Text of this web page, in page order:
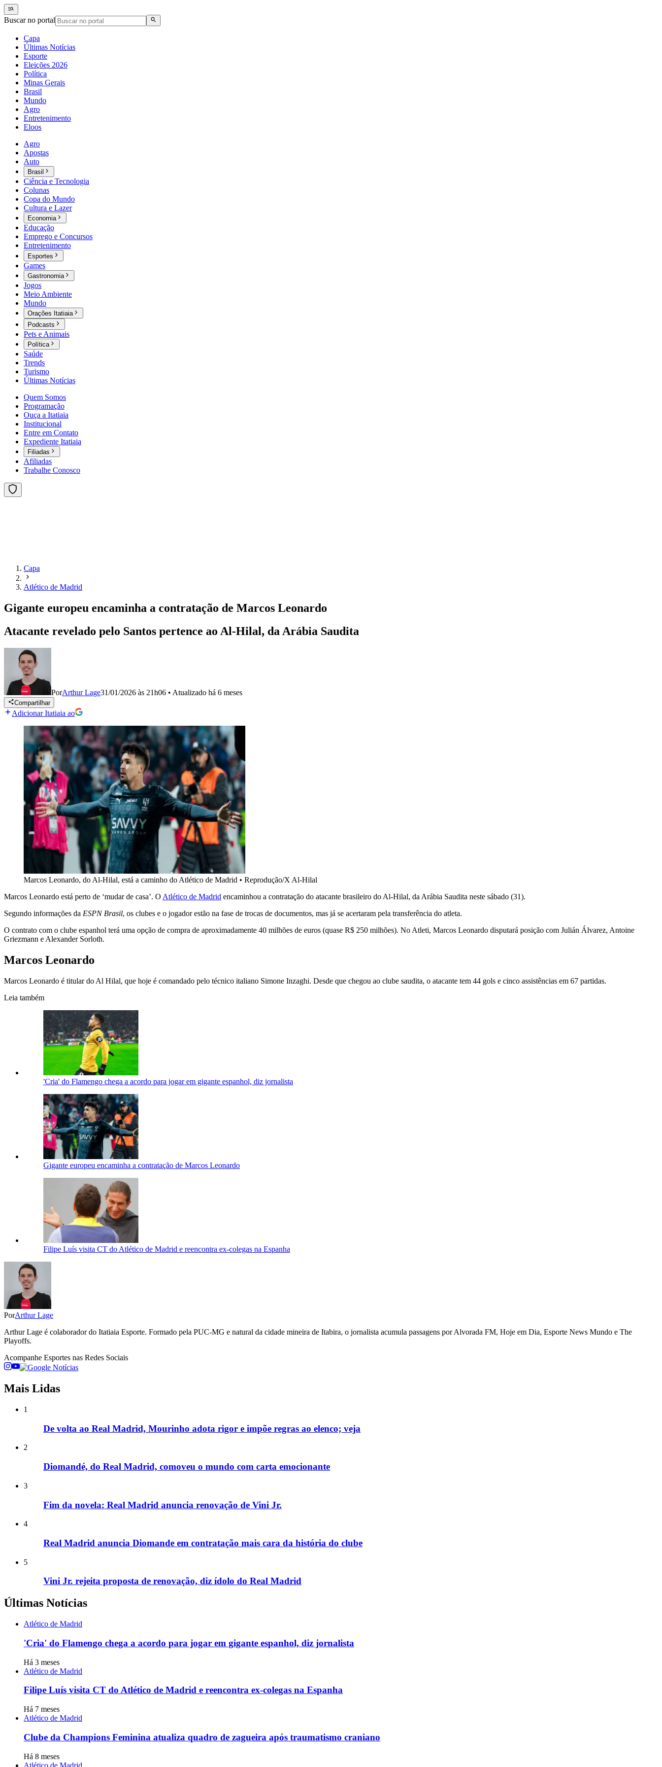
Buscar no portal
Capa
Últimas Notícias
Esporte
Eleições 2026
Política
Minas Gerais
Brasil
Mundo
Agro
Entretenimento
Eloos
Agro
Apostas
Auto
Brasil
Ciência e Tecnologia
Colunas
Copa do Mundo
Cultura e Lazer
Economia
Educação
Emprego e Concursos
Entretenimento
Esportes
Games
Gastronomia
Jogos
Meio Ambiente
Mundo
Orações Itatiaia
Podcasts
Pets e Animais
Política
Saúde
Trends
Turismo
Últimas Notícias
Quem Somos
Programação
Ouça a Itatiaia
Institucional
Entre em Contato
Expediente Itatiaia
Filiadas
Afiliadas
Trabalhe Conosco
Capa
Atlético de Madrid
Gigante europeu encaminha a contratação de Marcos Leonardo
Atacante revelado pelo Santos pertence ao Al-Hilal, da Arábia Saudita
PorArthur Lage31/01/2026 às 21h06 • Atualizado há 6 meses
Compartilhar
Adicionar Itatiaia ao
Marcos Leonardo, do Al-Hilal, está a caminho do Atlético de Madrid • Reprodução/X Al-Hilal
Marcos Leonardo está perto de ‘mudar de casa’. O Atlético de Madrid encaminhou a contratação do atacante brasileiro do Al-Hilal, da Arábia Saudita neste sábado (31).
Segundo informações da ESPN Brasil, os clubes e o jogador estão na fase de trocas de documentos, mas já se acertaram pela transferência do atleta.
O contrato com o clube espanhol terá uma opção de compra de aproximadamente 40 milhões de euros (quase R$ 250 milhões). No Atleti, Marcos Leonardo disputará posição com Julián Álvarez, Antoine
Griezmann e Alexander Sorloth.
Marcos Leonardo
Marcos Leonardo é titular do Al Hilal, que hoje é comandado pelo técnico italiano Simone Inzaghi. Desde que chegou ao clube saudita, o atacante tem 44 gols e cinco assistências em 67 partidas.
Leia também
'Cria' do Flamengo chega a acordo para jogar em gigante espanhol, diz jornalista
Gigante europeu encaminha a contratação de Marcos Leonardo
Filipe Luís visita CT do Atlético de Madrid e reencontra ex-colegas na Espanha
PorArthur Lage
Arthur Lage é colaborador do Itatiaia Esporte. Formado pela PUC-MG e natural da cidade mineira de Itabira, o jornalista acumula passagens por Alvorada FM, Hoje em Dia, Esporte News Mundo e The
Playoffs.
Acompanhe Esportes nas Redes Sociais
Mais Lidas
1
De volta ao Real Madrid, Mourinho adota rigor e impõe regras ao elenco; veja
2
Diomandé, do Real Madrid, comoveu o mundo com carta emocionante
3
Fim da novela: Real Madrid anuncia renovação de Vini Jr.
4
Real Madrid anuncia Diomande em contratação mais cara da história do clube
5
Vini Jr. rejeita proposta de renovação, diz ídolo do Real Madrid
Últimas Notícias
Atlético de Madrid
'Cria' do Flamengo chega a acordo para jogar em gigante espanhol, diz jornalista
Há 3 meses
Atlético de Madrid
Filipe Luís visita CT do Atlético de Madrid e reencontra ex-colegas na Espanha
Há 7 meses
Atlético de Madrid
Clube da Champions Feminina atualiza quadro de zagueira após traumatismo craniano
Há 8 meses
Atlético de Madrid